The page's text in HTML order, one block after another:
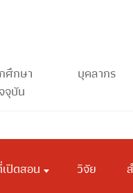
ศึกษา
จุบัน
บุคลากร
ปิดสอน วิจัย